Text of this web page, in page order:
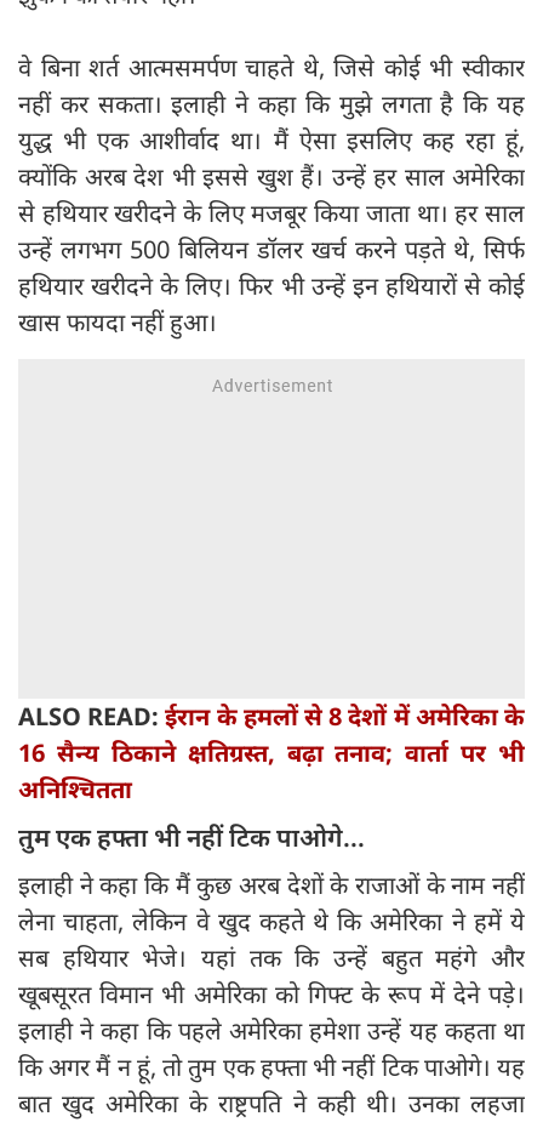
वे बिना शर्त आत्मसमर्पण चाहते थे, जिसे कोई भी स्वीकार
नहीं कर सकता। इलाही ने कहा कि मुझे लगता है कि यह
युद्ध भी एक आशीर्वाद था। मैं ऐसा इसलिए कह रहा हूं,
क्योंकि अरब देश भी इससे खुश हैं। उन्‍हें हर साल अमेरिका
से हथियार खरीदने के लिए मजबूर किया जाता था। हर साल
उन्हें लगभग 500 बिलियन डॉलर खर्च करने पड़ते थे, सिर्फ
हथियार खरीदने के लिए। फिर भी उन्हें इन हथियारों से कोई
खास फायदा नहीं हुआ।
ALSO READ:ईरान के हमलों से 8 देशों में अमेरिका के
16 सैन्य ठिकाने क्षतिग्रस्त, बढ़ा तनाव; वार्ता पर भी
अनिश्चितता
तुम एक हफ्ता भी नहीं टिक पाओगे...
इलाही ने कहा कि मैं कुछ अरब देशों के राजाओं के नाम नहीं
लेना चाहता, लेकिन वे खुद कहते थे कि अमेरिका ने हमें ये
सब हथियार भेजे। यहां तक कि उन्हें बहुत महंगे और
खूबसूरत विमान भी अमेरिका को गिफ्ट के रूप में देने पड़े।
इलाही ने कहा कि पहले अमेरिका हमेशा उन्हें यह कहता था
कि अगर मैं न हूं, तो तुम एक हफ्ता भी नहीं टिक पाओगे। यह
बात खुद अमेरिका के राष्ट्रपति ने कही थी। उनका लहजा